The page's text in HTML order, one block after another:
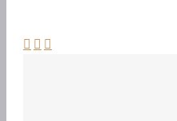
  